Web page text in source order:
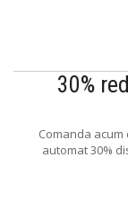
30%
Comanda
automat 30%